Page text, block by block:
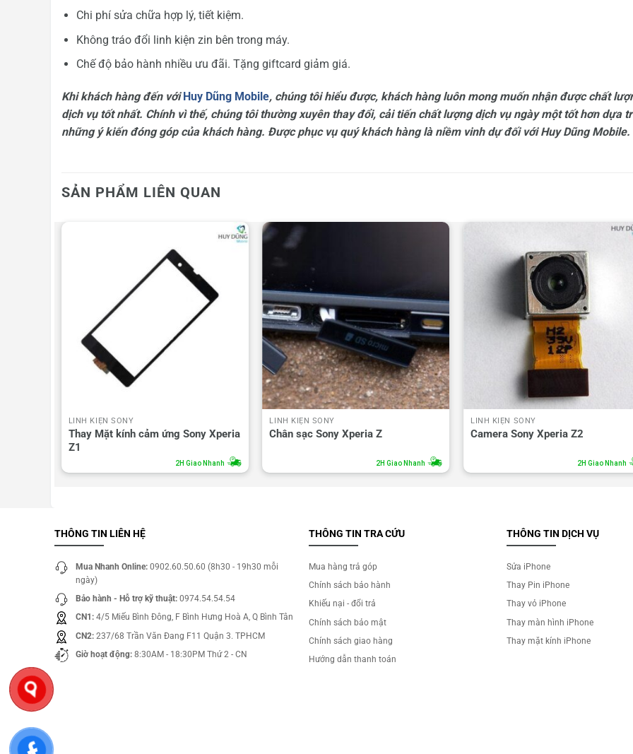
Chi phí sửa chữa hợp lý, tiết kiệm.
Không tráo đổi linh kiện zin bên trong máy.
Chế độ bảo hành nhiều ưu đãi. Tặng giftcard giảm giá.
Khi khách hàng đến vớiHuy Dũng Mobile, chúng tôi hiểu được, khách hàng luôn mong muốn nhận được chất
dịch vụ tốt nhất. Chính vì thế, chúng tôi thường xuyên thay đổi, cải tiến chất lượng dịch vụ ngày một tốt hơn dựa
những ý kiến đóng góp của khách hàng. Được phục vụ quý khách hàng là niềm vinh dự đối với Huy Dũng Mobile.
SẢN PHẨM LIÊN QUAN
LINH KIỆN SONY
Thay Mặt kính cảm ứng Sony Xperia
Z1
2H Giao Nhanh
LINH KIỆN SONY
Chân sạc Sony Xperia Z
2H Giao Nhanh
LINH KIỆN SONY
Camera Sony Xperia Z2
2H Giao Nhanh
THÔNG TIN LIÊN HỆ
Mua Nhanh Online: 0902.60.50.60 (8h30 - 19h30 mỗi
ngày)
Bảo hành - Hỗ trợ kỹ thuật: 0974.54.54.54
CN1: 4/5 Miếu Bình Đông, F Bình Hưng Hoà A, Q Bình Tân
CN2: 237/68 Trần Văn Đang F11 Quận 3. TPHCM
Giờ hoạt động: 8:30AM - 18:30PM Thứ 2 - CN
THÔNG TIN TRA CỨU
Mua hàng trả góp
Chính sách bảo hành
Khiếu nại - đổi trả
Chính sách bảo mật
Chính sách giao hàng
Hướng dẫn thanh toán
THÔNG TIN DỊCH VỤ
Sửa iPhone
Thay Pin iPhone
Thay vỏ iPhone
Thay màn hình iPhone
Thay mặt kính iPhone